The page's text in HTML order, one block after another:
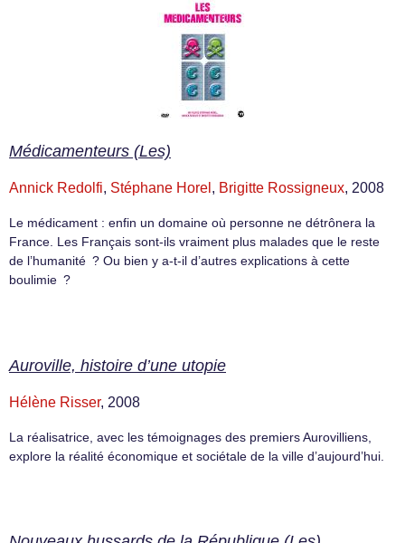
Médicamenteurs (Les)
Annick Redolfi, Stéphane Horel , Brigitte Rossigneux, 2008
Le médicament : enfin un domaine où personne ne détrônera la
France. Les Français sont-ils vraiment plus malades que le reste
de l’humanité ? Ou bien y a-t-il d’autres explications à cette
boulimie ?
Auroville, histoire d’une utopie
Hélène Risser, 2008
La réalisatrice, avec les témoignages des premiers Aurovilliens,
explore la réalité économique et sociétale de la ville d’aujourd’hui.